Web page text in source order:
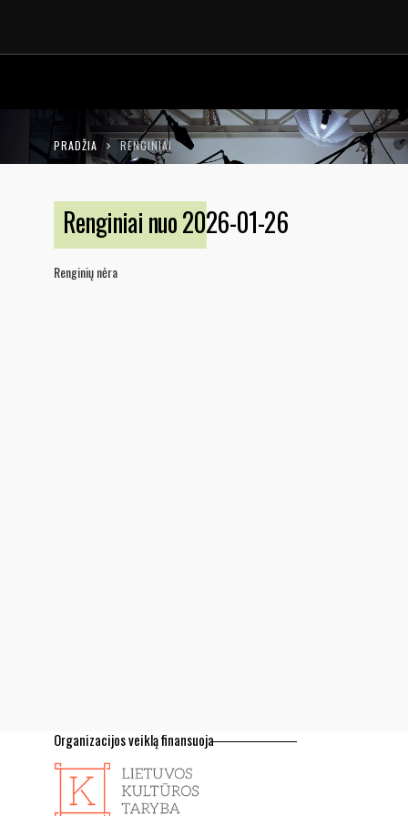
LT EN
PRADŽIA RENGINIAI
Renginiai nuo 2026-01-26
Renginių nėra
Organizacijos veiklą finansuoja